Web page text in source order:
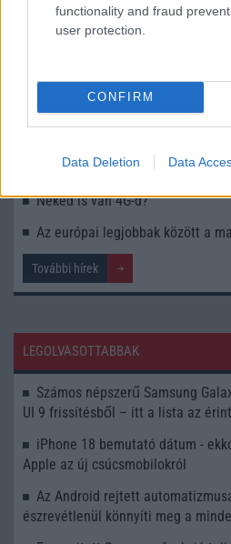
functionality and fraud
user protection.
CONFIRM
Data Deletion Data
1200 Mbps letöltési sebesség
Nagyot fejlesztett a Vodafone!
Belehúzott a Vodafone, elindult
A Telekom a legjobb Európában
Neked is van 4G-d?
Az európai legjobbak között a
További hírek
LEGOLVASOTTABBAK
Számos népszerű Samsung
UI 9 frissítésből – itt a lista az
iPhone 18 bemutató dátum -
Apple az új csúcsmobilokról
Az Android rejtett
észrevétlenül könnyíti meg a